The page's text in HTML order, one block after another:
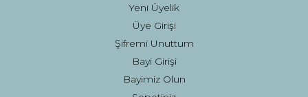
Yeni Üyelik
Üye Girişi
Şifremi Unuttum
Bayi Girişi
Bayimiz Olun